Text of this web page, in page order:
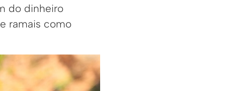
do dinheiro
ramais como